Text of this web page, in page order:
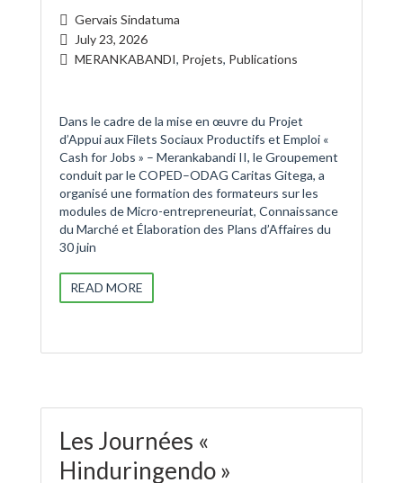
Gervais Sindatuma
July 23, 2026
MERANKABANDI, Projets, Publications
Dans le cadre de la mise en œuvre du Projet
d’Appui aux Filets Sociaux Productifs et Emploi «
Cash for Jobs » – Merankabandi II, le Groupement
conduit par le COPED–ODAG Caritas Gitega, a
organisé une formation des formateurs sur les
modules de Micro-entrepreneuriat, Connaissance
du Marché et Élaboration des Plans d’Affaires du
30 juin
READ MORE
Les Journées «
Hinduringendo »